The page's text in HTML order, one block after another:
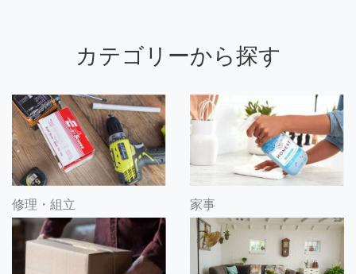
カテゴリーから探す
修理・組立 家事